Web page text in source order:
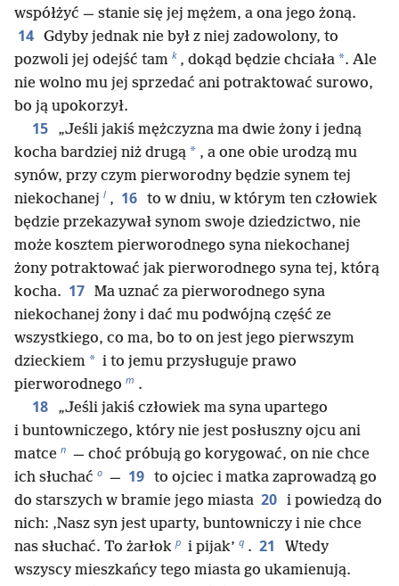
współżyć — stanie się jej mężem, a ona jego żoną.
14 Gdyby jednak nie był z niej zadowolony, to
pozwoli jej odejść tam k , dokąd będzie chciała *. Ale
nie wolno mu jej sprzedać ani potraktować surowo,
bo ją upokorzył.
15
„Jeśli jakiś mężczyzna ma dwie żony i jedną
kocha bardziej niż drugą * , a one obie urodzą mu
synów, przy czym pierworodny będzie synem tej
niekochanej l , 16 to w dniu, w którym ten człowiek
będzie przekazywał synom swoje dziedzictwo, nie
może kosztem pierworodnego syna niekochanej
żony potraktować jak pierworodnego syna tej, którą
kocha. 17 Ma uznać za pierworodnego syna
niekochanej żony i dać mu podwójną część ze
wszystkiego, co ma, bo to on jest jego pierwszym
dzieckiem * i to jemu przysługuje prawo
pierworodnego m .
18
„Jeśli jakiś człowiek ma syna upartego
i buntowniczego, który nie jest posłuszny ojcu ani
matce n — choć próbują go korygować, on nie chce
ich słuchać o — 19 to ojciec i matka zaprowadzą go
do starszych w bramie jego miasta 20 i powiedzą do
nich: ‚Nasz syn jest uparty, buntowniczy i nie chce
nas słuchać. To żarłok p i pijak’ q . 21
Wtedy
wszyscy mieszkańcy tego miasta go ukamienują.